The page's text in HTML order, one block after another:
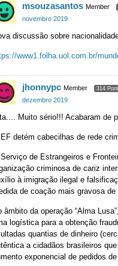
msouzasantos Member
novembro 2019
discussão sobre
www1.folha.uol.com.br/
jhonnypc Member 314
dezembro 2019
Muito sério!!! Acabaram de
detém cabecilhas de rede
de Estrangeiros e
criminosa de cariz
à imigração ilegal e
de coação mais gravosa
âmbito da operação “Alma
logística para a obtenção
quantias de dinheiro
a cidadãos brasileiros
exponencial de pedidos